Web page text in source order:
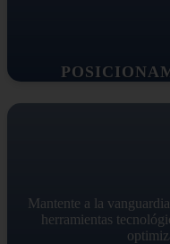
Mantente a la
herramientas